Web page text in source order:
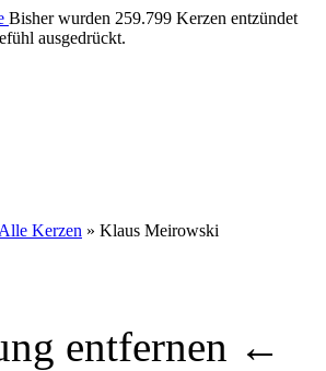
Bisher wurden 259.799 Kerzen entzündet
ausgedrückt.
Alle Kerzen » Klaus Meirowski
entfernen ←